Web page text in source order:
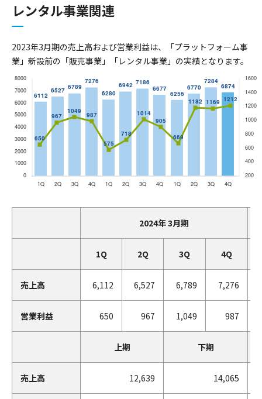
レンタル事業関連
2023年3月期の売上高および営業利益は、「プラットフォーム事
業」新設前の「販売事業」「レンタル事業」の実績となります。
2024年 3月期
1Q 2Q 3Q 4Q
売上高 6,112 6,527 6,789 7,276
営業利益 650 967 1,049 987
上期 下期
売上高 12,639 14,065